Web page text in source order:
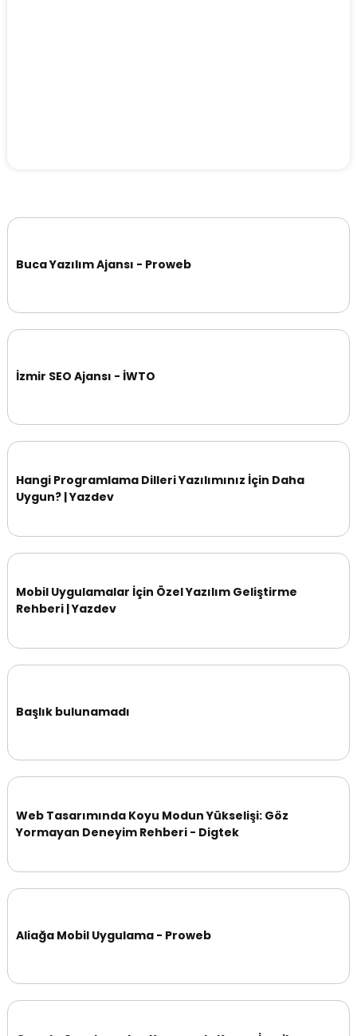
Buca Yazılım Ajansı - Proweb
İzmir SEO Ajansı - İWTO
Hangi Programlama Dilleri Yazılımınız İçin Daha
Uygun? | Yazdev
Mobil Uygulamalar İçin Özel Yazılım Geliştirme
Rehberi | Yazdev
Başlık bulunamadı
Web Tasarımında Koyu Modun Yükselişi: Göz
Yormayan Deneyim Rehberi - Digtek
Aliağa Mobil Uygulama - Proweb